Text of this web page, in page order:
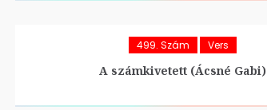
499. Szám Vers
A számkivetett (Ácsné Gabi)